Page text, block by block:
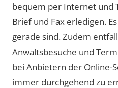
bequem per Internet und
Brief und Fax erledigen.
gerade sind. Zudem
Anwaltsbesuche und
bei Anbietern der Online-
immer durchgehend zu